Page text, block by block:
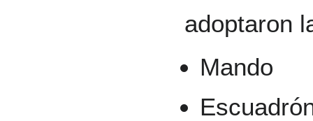
adoptaron
Mando